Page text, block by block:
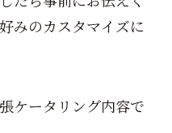
みのカスタマイズに
ケータリング内容で